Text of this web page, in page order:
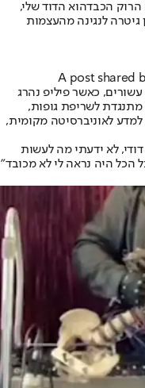
הרוק הכבדהוא הדוד שלי,
גיטרה לנגינה מהעצמות
A post shared
עשורים, כאשר פיליפ נהרג
מתנגדת לשריפת גופות,
לאוניברסיטה מקומית,
לא ידעתי מה לעשות
הכל היה נראה לי לא מכובד"